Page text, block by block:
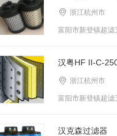
浙江杭州市
富阳市新登镇超滤
汉粤HF II-C-
浙江杭州市
富阳市新登镇超滤
汉克森过滤器